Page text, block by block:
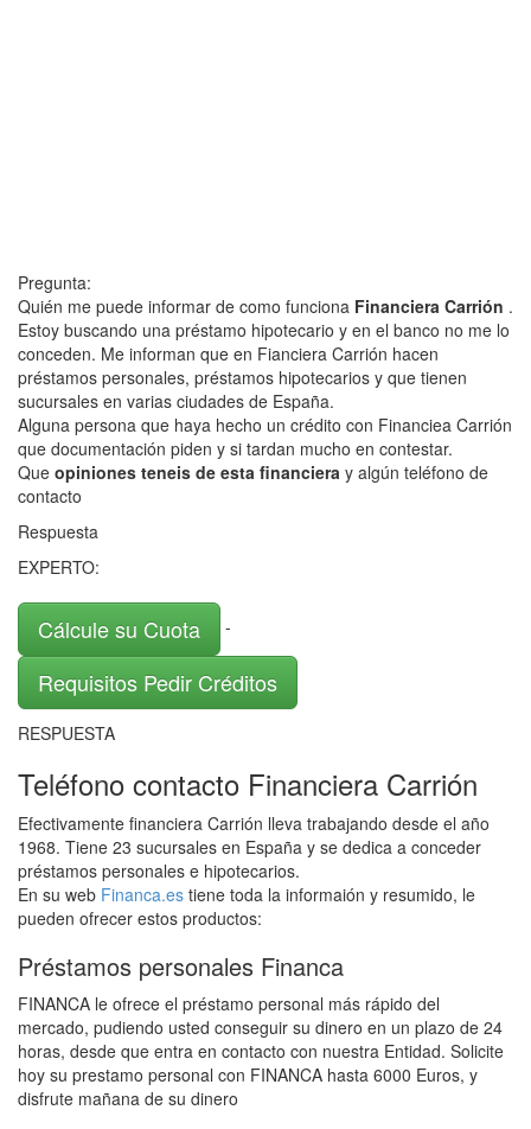
Pregunta:
Quién me puede informar de como funciona Financiera Carrión .
Estoy buscando una préstamo hipotecario y en el banco no me lo
conceden. Me informan que en Fianciera Carrión hacen
préstamos personales, préstamos hipotecarios y que tienen
sucursales en varias ciudades de España.
Alguna persona que haya hecho un crédito con Financiea Carrión
que documentación piden y si tardan mucho en contestar.
Que opiniones teneis de esta financiera y algún teléfono de
contacto
Respuesta
EXPERTO:
Cálcule su Cuota -
Requisitos Pedir Créditos
RESPUESTA
Teléfono contacto Financiera Carrión
Efectivamente financiera Carrión lleva trabajando desde el año
1968. Tiene 23 sucursales en España y se dedica a conceder
préstamos personales e hipotecarios.
En su web Financa.es tiene toda la informaión y resumido, le
pueden ofrecer estos productos:
Préstamos personales Financa
FINANCA le ofrece el préstamo personal más rápido del
mercado, pudiendo usted conseguir su dinero en un plazo de 24
horas, desde que entra en contacto con nuestra Entidad. Solicite
hoy su prestamo personal con FINANCA hasta 6000 Euros, y
disfrute mañana de su dinero